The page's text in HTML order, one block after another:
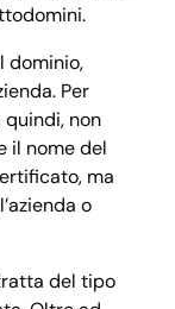
dominio,
Per
non
il nome del
ma
o
del tipo